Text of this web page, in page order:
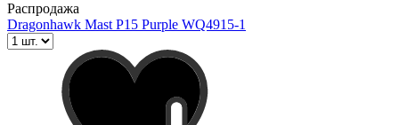
Распродажа
Dragonhawk Mast P15 Purple WQ4915-1